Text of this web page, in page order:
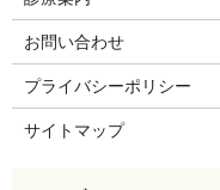
お問い合わせ
プライバシーポリシー
サイトマップ